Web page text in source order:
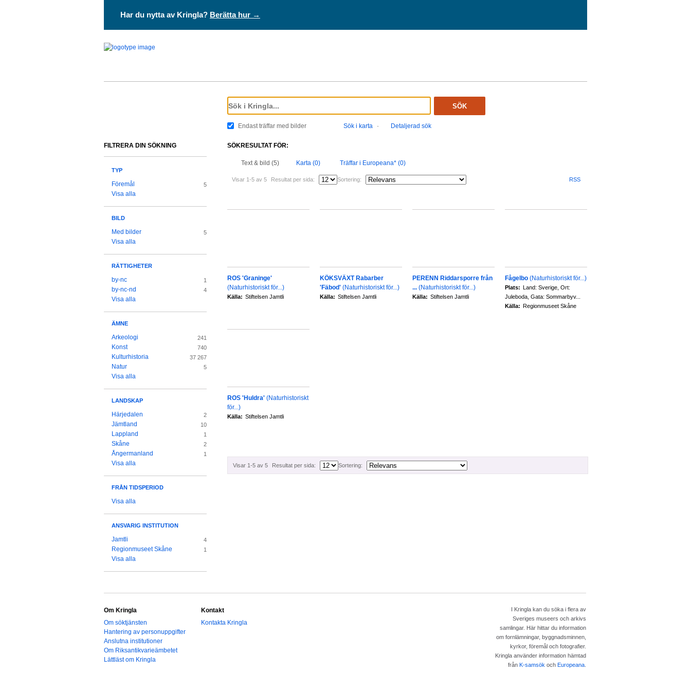
Har du nytta av Kringla? Berätta hur →
SÖK
Endast träffar med bilder Sök i karta · Detaljerad sök
SÖKRESULTAT FÖR:
Text & bild (5) Karta (0) Träffar i Europeana* (0)
Visar 1-5 av 5 Resultat per sida: Sortering: RSS
ROS 'Graninge'
(Naturhistoriskt för...)
Källa: Stiftelsen Jamtli
KÖKSVÄXT Rabarber
'Fäbod' (Naturhistoriskt för...)
Källa: Stiftelsen Jamtli
PERENN Riddarsporre från
... (Naturhistoriskt för...)
Källa: Stiftelsen Jamtli
Fågelbo (Naturhistoriskt för...)
Plats: Land: Sverige, Ort:
Juleboda, Gata: Sommarbyv...
Källa: Regionmuseet Skåne
ROS 'Huldra' (Naturhistoriskt
för...)
Källa: Stiftelsen Jamtli
Visar 1-5 av 5 Resultat per sida: Sortering:
FILTRERA DIN SÖKNING
TYP
Föremål 5
Visa alla
BILD
Med bilder 5
Visa alla
RÄTTIGHETER
by-nc 1
by-nc-nd 4
Visa alla
ÄMNE
Arkeologi 241
Konst 740
Kulturhistoria 37 267
Natur 5
Visa alla
LANDSKAP
Härjedalen 2
Jämtland 10
Lappland 1
Skåne 2
Ångermanland 1
Visa alla
FRÅN TIDSPERIOD
Visa alla
ANSVARIG INSTITUTION
Jamtli 4
Regionmuseet Skåne 1
Visa alla
Om Kringla
Om söktjänsten
Hantering av personuppgifter
Anslutna institutioner
Om Riksantikvarieämbetet
Lättläst om Kringla
Kontakt
Kontakta Kringla
I Kringla kan du söka i flera av
Sveriges museers och arkivs
samlingar. Här hittar du information
om fornlämningar, byggnadsminnen,
kyrkor, föremål och fotografier.
Kringla använder information hämtad
från K-samsök och Europeana